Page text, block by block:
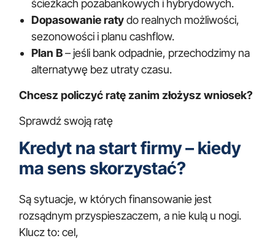
ścieżkach pozabankowych i hybrydowych.
Dopasowanie ratydo realnych możliwości,
sezonowości i planu cashflow.
Plan B– jeśli bank odpadnie, przechodzimy na
alternatywę bez utraty czasu.
Chcesz policzyć ratę zanim złożysz wniosek?
Sprawdź swoją ratę
Kredyt na start firmy – kiedy
ma sens skorzystać?
Są sytuacje, w których finansowanie jest
rozsądnym przyspieszaczem, a nie kulą u nogi.
Klucz to: cel,